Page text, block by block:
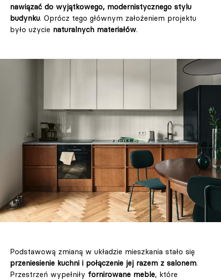
nawiązać do wyjątkowego, modernistycznego stylu
budynku. Oprócz tego głównym założeniem projektu
było użycie naturalnych materiałów.
Podstawową zmianą w układzie mieszkania stało się
przeniesienie kuchni i połączenie jej razem z salonem.
Przestrzeń wypełniły fornirowane meble, które